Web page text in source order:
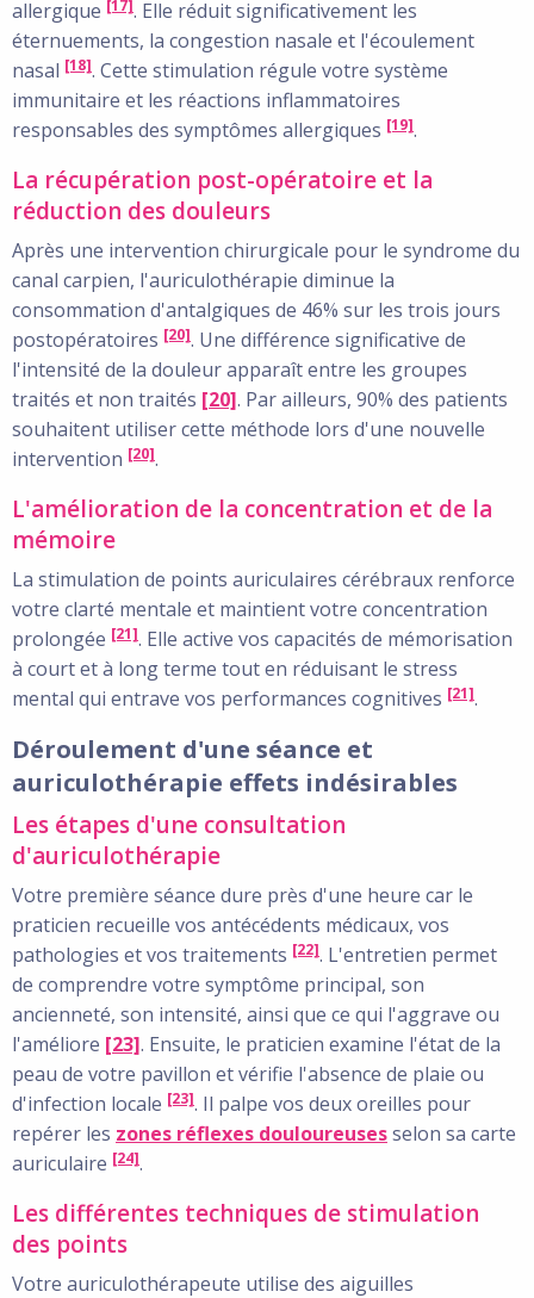
allergique [17]. Elle réduit significativement les
éternuements, la congestion nasale et l'écoulement
nasal [18]. Cette stimulation régule votre système
immunitaire et les réactions inflammatoires
responsables des symptômes allergiques [19].
La récupération post-opératoire et la
réduction des douleurs
Après une intervention chirurgicale pour le syndrome du
canal carpien, l'auriculothérapie diminue la
consommation d'antalgiques de 46% sur les trois jours
postopératoires [20]. Une différence significative de
l'intensité de la douleur apparaît entre les groupes
traités et non traités [20]. Par ailleurs, 90% des patients
souhaitent utiliser cette méthode lors d'une nouvelle
intervention [20].
L'amélioration de la concentration et de la
mémoire
La stimulation de points auriculaires cérébraux renforce
votre clarté mentale et maintient votre concentration
prolongée [21]. Elle active vos capacités de mémorisation
à court et à long terme tout en réduisant le stress
mental qui entrave vos performances cognitives [21].
Déroulement d'une séance et
auriculothérapie effets indésirables
Les étapes d'une consultation
d'auriculothérapie
Votre première séance dure près d'une heure car le
praticien recueille vos antécédents médicaux, vos
pathologies et vos traitements [22]. L'entretien permet
de comprendre votre symptôme principal, son
ancienneté, son intensité, ainsi que ce qui l'aggrave ou
l'améliore [23]. Ensuite, le praticien examine l'état de la
peau de votre pavillon et vérifie l'absence de plaie ou
d'infection locale [23]. Il palpe vos deux oreilles pour
repérer les zones réflexes douloureusesselon sa carte
auriculaire [24].
Les différentes techniques de stimulation
des points
Votre auriculothérapeute utilise des aiguilles